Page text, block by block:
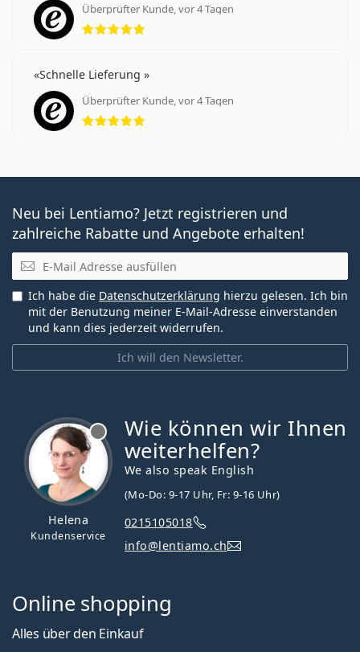
Überprüfter Kunde, vor 4 Tagen
Bewertung 5 aus 5
Schnelle Lieferung
Überprüfter Kunde, vor 4 Tagen
Bewertung 5 aus 5
Neu bei Lentiamo? Jetzt registrieren und
zahlreiche Rabatte und Angebote erhalten!
E-Mail
Ich will den Newsletter.
Ich habe die Datenschutzerklärung hierzu gelesen. Ich bin
mit der Benutzung meiner E-Mail-Adresse einverstanden
und kann dies jederzeit widerrufen.
Helena
Kundenservice
Wie können wir Ihnen
weiterhelfen?
We also speak English
(Mo-Do: 9-17 Uhr, Fr: 9-16 Uhr)
0215105018
info@lentiamo.ch
Online shopping
Alles über den Einkauf